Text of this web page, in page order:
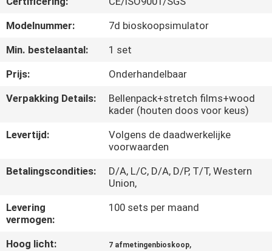
KWALITEITSCONTROLE
CONTACT
ONS
NIEUWS
Modelnummer:
7d bioskoopsimulator
Min. bestelaantal:
1 set
Prijs:
Onderhandelbaar
Verpakking Details:
Bellenpack+stretch films+wood
kader (houten doos voor keus)
Levertijd:
Volgens de daadwerkelijke
voorwaarden
Betalingscondities:
D/A, L/C, D/A, D/P, T/T, Western
Union,
Levering
vermogen:
100 sets per maand
Hoog licht: 7 afmetingenbioskoop,